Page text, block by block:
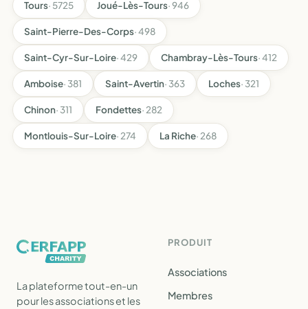
Tours· 5725 Joué-Lès-Tours· 946
Saint-Pierre-Des-Corps· 498
Saint-Cyr-Sur-Loire· 429 Chambray-Lès-Tours· 412
Amboise· 381 Saint-Avertin· 363 Loches· 321
Chinon· 311 Fondettes· 282
Montlouis-Sur-Loire· 274 La Riche· 268
La plateforme tout-en-un
pour les associations et les
PRODUIT
Associations
Membres